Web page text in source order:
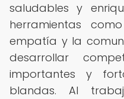
saludables y
herramientas
empatía y la
desarrollar
importantes y
blandas. Al